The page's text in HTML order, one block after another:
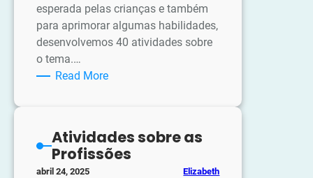
esperada pelas crianças e também
para aprimorar algumas habilidades,
desenvolvemos 40 atividades sobre
o tema.…
Read More:
Páscoa
Atividades sobre as
Profissões
abril 24, 2025 Elizabeth